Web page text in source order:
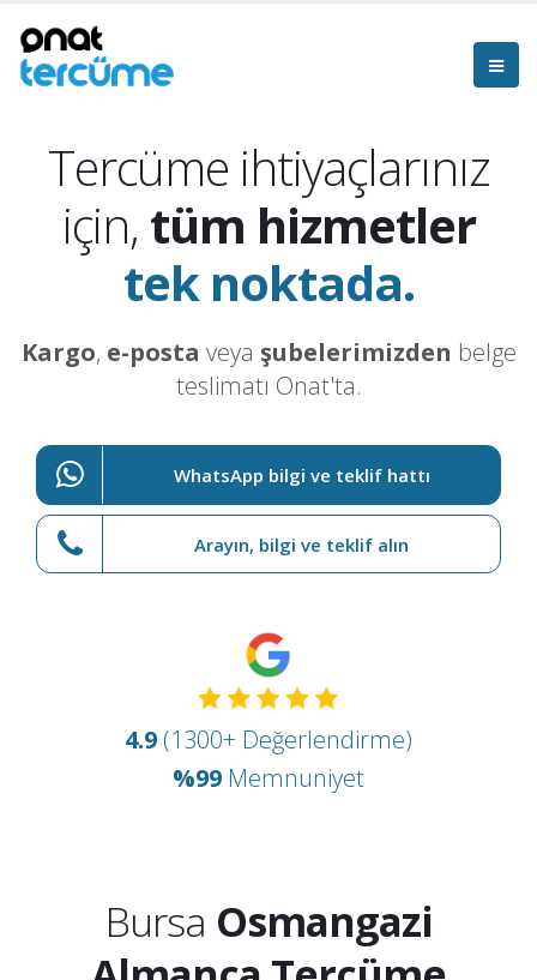
Tercüme ihtiyaçlarınız
için, tüm hizmetler
tek noktada.
Kargo, e-posta veya şubelerimizden belge
teslimatı Onat'ta.
WhatsApp bilgi ve teklif hattı
Arayın, bilgi ve teklif alın
4.9 (1300+ Değerlendirme)
%99 Memnuniyet
Bursa Osmangazi